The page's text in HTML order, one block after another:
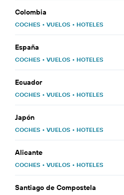
Colombia
COCHES • VUELOS • HOTELES
España
COCHES • VUELOS • HOTELES
Ecuador
COCHES • VUELOS • HOTELES
Japón
COCHES • VUELOS • HOTELES
Alicante
COCHES • VUELOS • HOTELES
Santiago de Compostela